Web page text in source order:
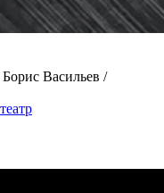
Васильев /